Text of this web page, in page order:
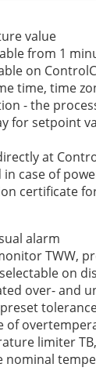
value
from 1
on
time, time
- the
for setpoint
at
case of
certificate
alarm
TWW,
on
over- and
of
limiter
nominal